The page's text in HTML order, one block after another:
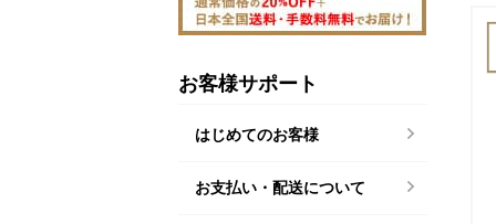
お客様サポート
はじめてのお客様
お支払い・配送について